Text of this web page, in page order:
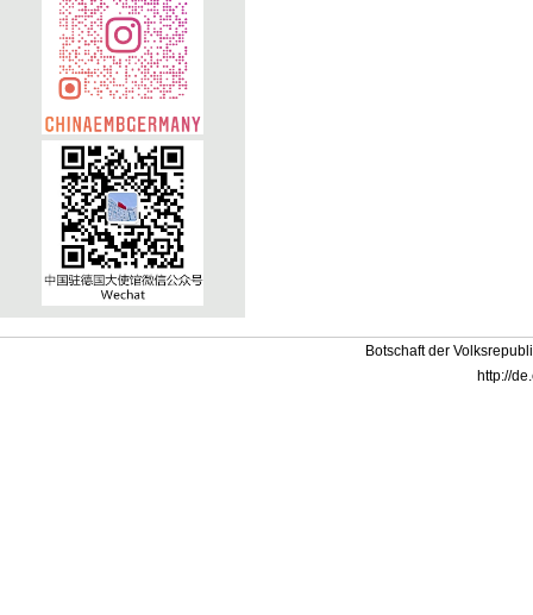
Botschaft der
http://